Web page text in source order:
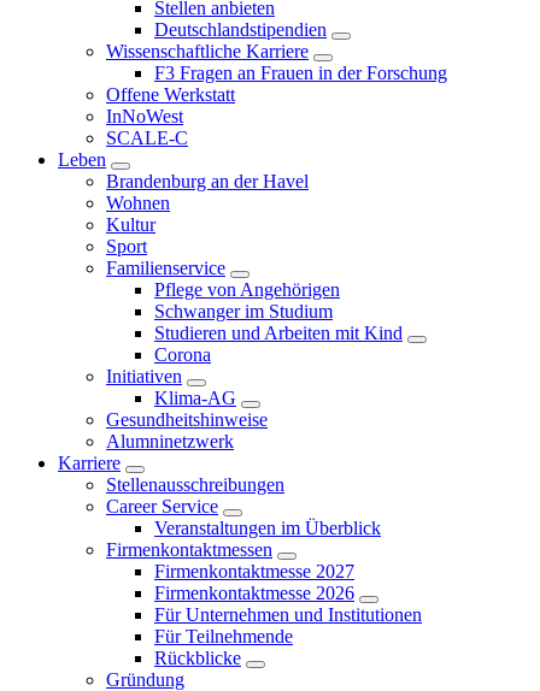
Stellen anbieten
Deutschlandstipendien
Wissenschaftliche Karriere
F3 Fragen an Frauen in der Forschung
Offene Werkstatt
InNoWest
SCALE-C
Leben
Brandenburg an der Havel
Wohnen
Kultur
Sport
Familienservice
Pflege von Angehörigen
Schwanger im Studium
Studieren und Arbeiten mit Kind
Corona
Initiativen
Klima-AG
Gesundheitshinweise
Alumninetzwerk
Karriere
Stellenausschreibungen
Career Service
Veranstaltungen im Überblick
Firmenkontaktmessen
Firmenkontaktmesse 2027
Firmenkontaktmesse 2026
Für Unternehmen und Institutionen
Für Teilnehmende
Rückblicke
Gründung